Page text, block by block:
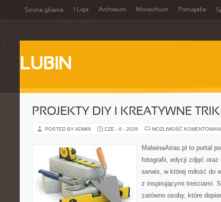
Strona główna 1 Liga Archiwum Monachium Portugalia
LUBIN
PROJEKTY DIY I KREATYWNE
POSTED BY ADMIN CZE - 6 - 2026 MOŻLIWOŚĆ
MalwinaAtras.pl to portal
fotografii, edycji zdjęć oraz
serwis, w której miłość do
z inspirującymi treściami.
zarówno osoby, które